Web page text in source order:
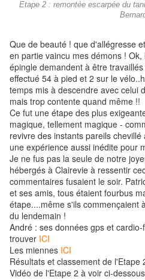
Etape 2 : remontée escarpée du
Que de beauté ! que d'allégresse
en partie vaincu mes démons ! Ok,
épingle demandent à être
effectué 54 à pied et 2 sur le
temps mis à descendre avec celui
mais trop contente quand même !!
Ce fut une étape des plus
magique, tellement magique -
revivre des instants pareils
une expérience aussi inédite pour
Je ne fus pas la seule de notre
hébergés à Clairevie à ressentir
commentaires fusaient le soir.
et ses amis, tous étaient fourbus
étape....même s'ils commençaient
du lendemain !
André : ses données gps et
trouver ICI
Les miennes ICI
Résultats et classement de l'Etape
Vidéo de l'Etape 2 à voir ci-